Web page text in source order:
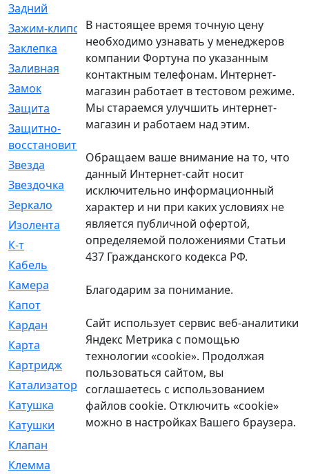
Задний
Зажим-клипса
[1]
Заклепка
[1]
Заливная
[4]
Замок
[12]
Защита
[79]
Защитно-
восстановительный
[4]
Звезда
[1]
Звездочка
[5]
Зеркало
[369]
Изолента
[1]
К-т
[13]
Кабель
[50]
Камера
[4]
Капот
Кардан
[131]
Карта
[2]
Картридж
[250]
Катализатор
[1]
Катушка
[2]
Катушки
[291]
Клапан
Клемма
В настоящее время точную цену
необходимо узнавать у менеджеров
компании Фортуна по указанным
контактным телефонам. Интернет-
магазин работает в тестовом режиме.
Мы стараемся улучшить интернет-
магазин и работаем над этим.
Обращаем ваше внимание на то, что
данный Интернет-сайт носит
исключительно информационный
характер и ни при каких условиях не
является публичной офертой,
определяемой положениями Статьи
437 Гражданского кодекса РФ.
Благодарим за понимание.
Сайт использует сервис веб-аналитики
Яндекс Метрика с помощью
технологии «cookie». Продолжая
пользоваться сайтом, вы
соглашаетесь с использованием
файлов cookie. Отключить «cookie»
можно в настройках Вашего браузера.